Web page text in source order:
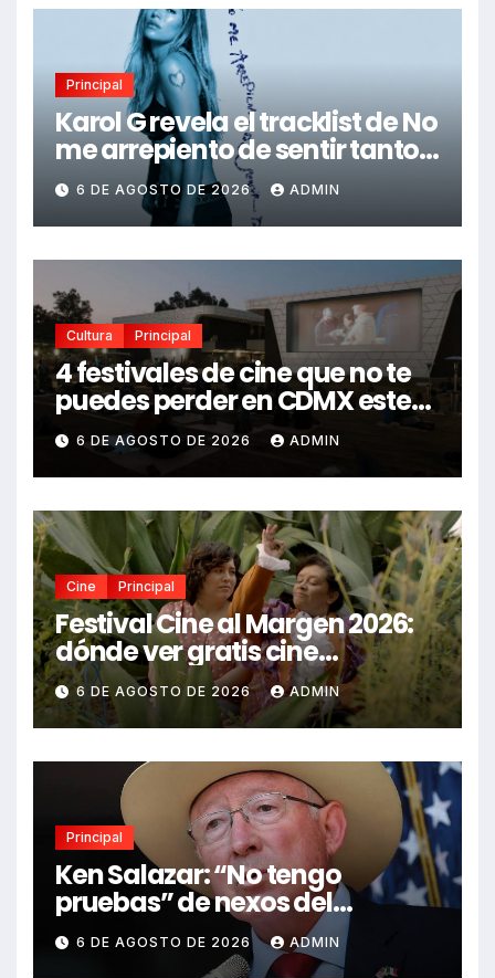
Principal
Karol G revela el tracklist de No
me arrepiento de sentir tanto:
Drake, Bruno Mars y más
estrellas se suman al álbum
6 DE AGOSTO DE 2026 ADMIN
Cultura Principal
4 festivales de cine que no te
puedes perder en CDMX este
2026
6 DE AGOSTO DE 2026 ADMIN
Cine Principal
Festival Cine al Margen 2026:
dónde ver gratis cine
mexicano independiente en
CDMX y en línea
6 DE AGOSTO DE 2026 ADMIN
Principal
Ken Salazar: “No tengo
pruebas” de nexos del
Gobierno de México con el
narco
6 DE AGOSTO DE 2026 ADMIN